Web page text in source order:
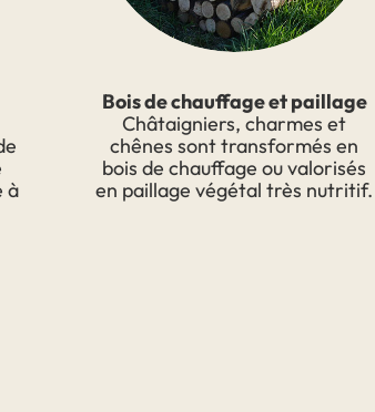
à
Bois de chauffage et paillage
Châtaigniers, charmes et
chênes sont transformés en
bois de chauffage ou valorisés
en paillage végétal très nutritif.